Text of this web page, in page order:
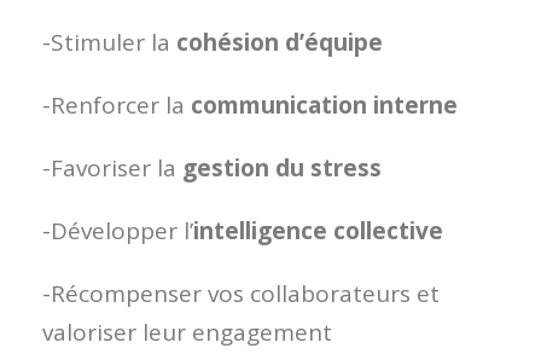
-Stimuler la cohésion d’équipe
-Renforcer la communication interne
-Favoriser la gestion du stress
-Développer l’intelligence collective
-Récompenser vos collaborateurs et
valoriser leur engagement